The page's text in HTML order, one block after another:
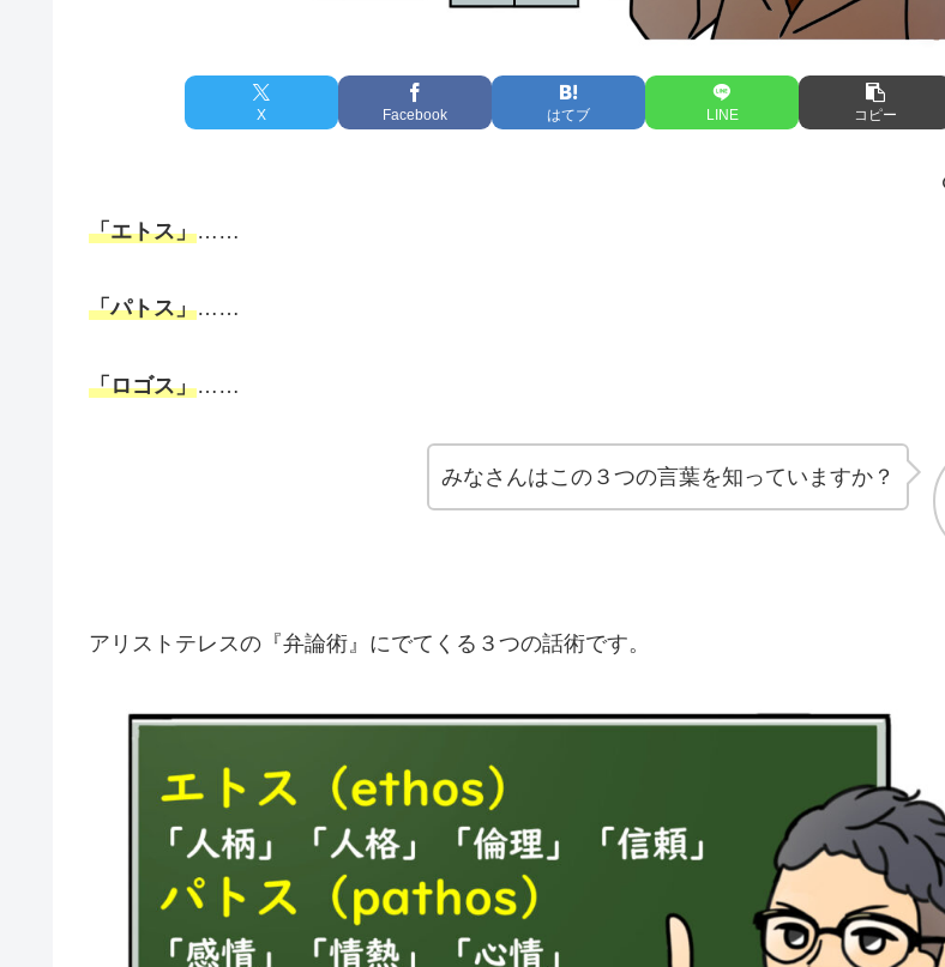
X Facebook はてブ LINE コピー
「エトス」……
「パトス」……
「ロゴス」……
みなさんはこの３つの言葉を知っていますか？
アリストテレスの『弁論術』にでてくる３つの話術です。